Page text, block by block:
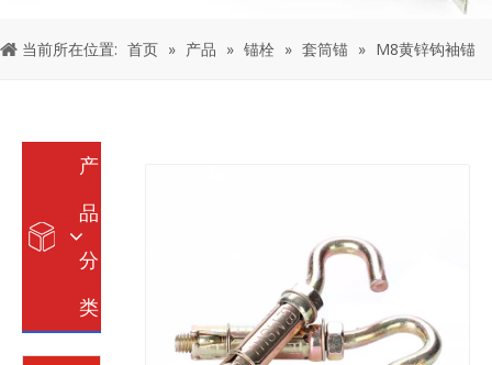
当前所在位置: 首页 » 产品 » 锚栓 » 套筒锚 » M8黄锌钩袖锚
产
品
分
类